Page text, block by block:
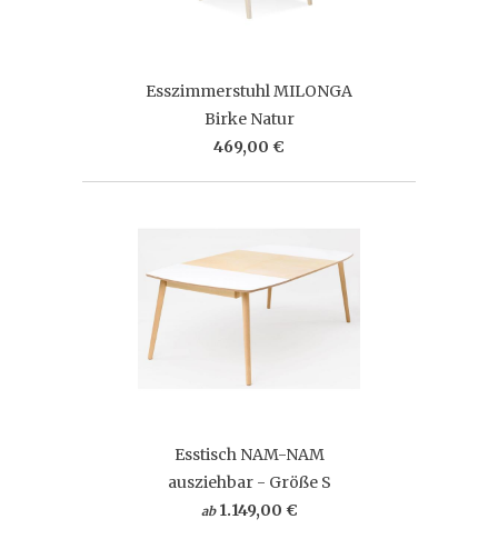
Esszimmerstuhl MILONGA
Birke Natur
469,00 €
Esstisch NAM-NAM
ausziehbar - Größe S
ab 1.149,00 €